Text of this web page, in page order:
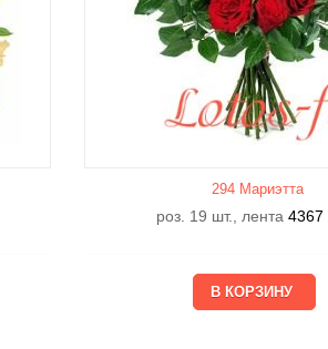
294 Мариэтта
роз. 19 шт., лента 4367